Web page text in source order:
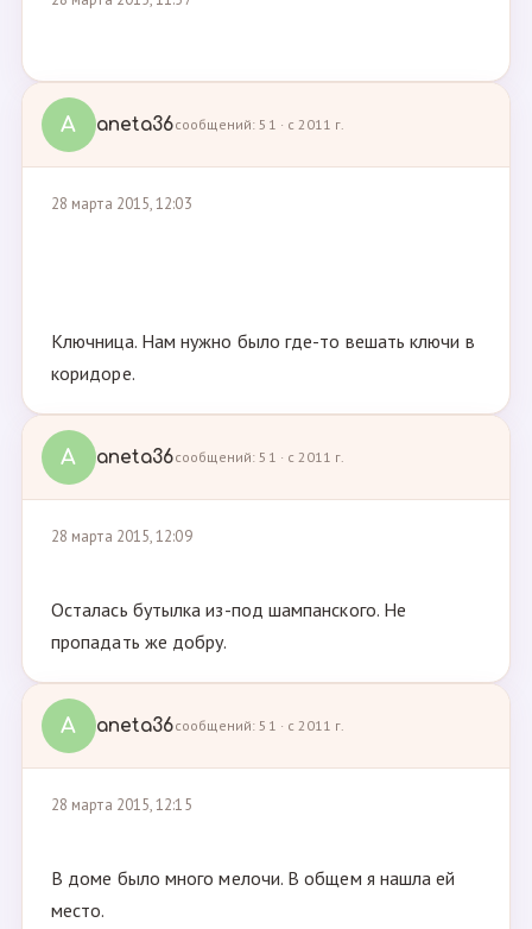
A aneta36сообщений: 51 · с 2011 г.
28 марта 2015, 12:03
Ключница. Нам нужно было где-то вешать ключи в
коридоре.
A aneta36сообщений: 51 · с 2011 г.
28 марта 2015, 12:09
Осталась бутылка из-под шампанского. Не
пропадать же добру.
A aneta36сообщений: 51 · с 2011 г.
28 марта 2015, 12:15
В доме было много мелочи. В общем я нашла ей
место.